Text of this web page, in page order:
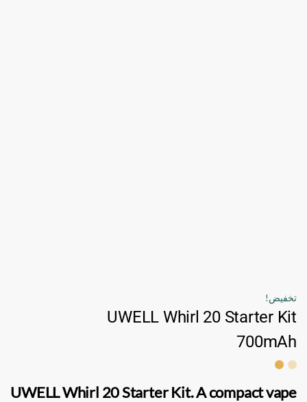
تخفيض!
UWELL Whirl 20 Starter Kit
700mAh
UWELL Whirl 20 Starter Kit.A compact vape